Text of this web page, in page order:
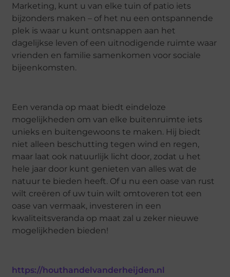
Marketing, kunt u van elke tuin of patio iets
bijzonders maken – of het nu een ontspannende
plek is waar u kunt ontsnappen aan het
dagelijkse leven of een uitnodigende ruimte waar
vrienden en familie samenkomen voor sociale
bijeenkomsten.
Een veranda op maat biedt eindeloze
mogelijkheden om van elke buitenruimte iets
unieks en buitengewoons te maken. Hij biedt
niet alleen beschutting tegen wind en regen,
maar laat ook natuurlijk licht door, zodat u het
hele jaar door kunt genieten van alles wat de
natuur te bieden heeft. Of u nu een oase van rust
wilt creëren of uw tuin wilt omtoveren tot een
oase van vermaak, investeren in een
kwaliteitsveranda op maat zal u zeker nieuwe
mogelijkheden bieden!
https://houthandelvanderheijden.nl